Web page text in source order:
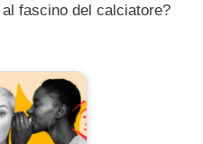
fascino del calciatore?